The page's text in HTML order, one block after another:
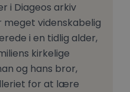
i Diageos arkiv
videnskabelig
i en tidlig alder,
kirkelige
og hans bror,
for at lære